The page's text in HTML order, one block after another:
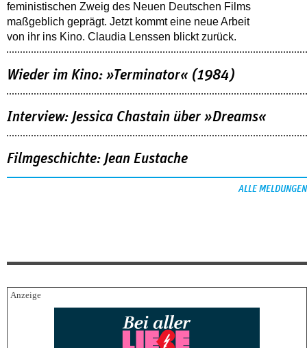
feministischen Zweig des Neuen Deutschen Films
maßgeblich geprägt. Jetzt kommt eine neue Arbeit
von ihr ins Kino. Claudia Lenssen blickt zurück.
Wieder im Kino: »Terminator« (1984)
Interview: Jessica Chastain über »Dreams«
Filmgeschichte: Jean Eustache
ALLE MELDUNGEN